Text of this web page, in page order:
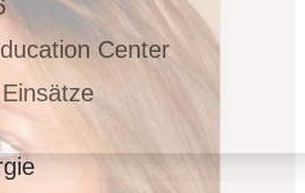
Center